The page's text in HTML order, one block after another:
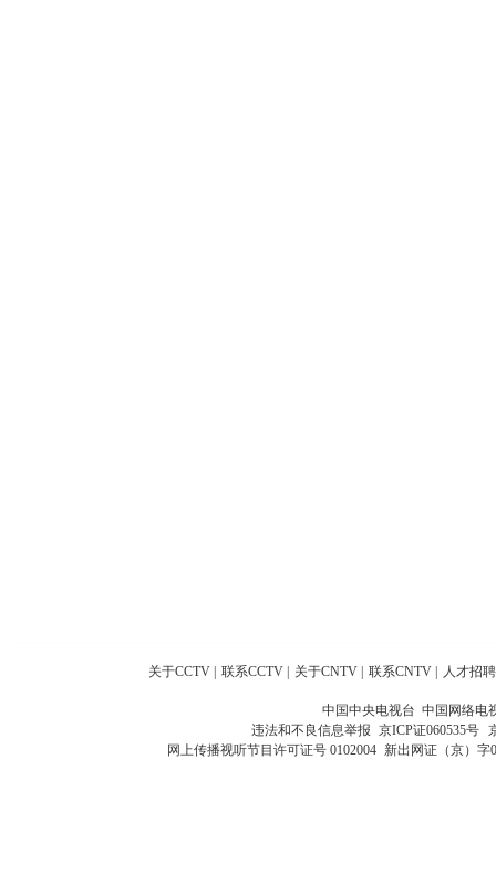
关于CCTV 联系CCTV 关于CNTV 联系CNTV 人才招聘
中国中央电视台 中国网络电
违法和不良信息举报 京ICP证060535号
网上传播视听节目许可证号 0102004 新出网证（京）